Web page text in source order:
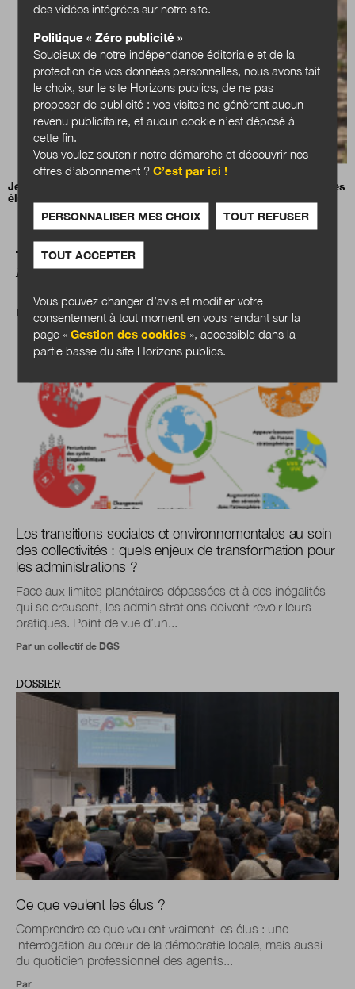
Jean-Charles Orsucci, président de l’Association nationale des
élus des littoraux (ANEL)
A LIRE AUSSI
DOSSIER
Les transitions sociales et environnementales au sein
des collectivités : quels enjeux de transformation pour
les administrations ?
Face aux limites planétaires dépassées et à des inégalités
qui se creusent, les administrations doivent revoir leurs
pratiques. Point de vue d’un...
Par un collectif de DGS
DOSSIER
Ce que veulent les élus ?
Comprendre ce que veulent vraiment les élus : une
interrogation au cœur de la démocratie locale, mais aussi
du quotidien professionnel des agents...
Par
des vidéos intégrées sur notre site.
Politique « Zéro publicité »
Soucieux de notre indépendance éditoriale et de la
protection de vos données personnelles, nous avons fait
le choix, sur le site Horizons publics, de ne pas
proposer de publicité : vos visites ne génèrent aucun
revenu publicitaire, et aucun cookie n’est déposé à
cette fin.
Vous voulez soutenir notre démarche et découvrir nos
offres d’abonnement ?C’est par ici !
PERSONNALISER MES CHOIX TOUT REFUSER
TOUT ACCEPTER
Vous pouvez changer d’avis et modifier votre
consentement à tout moment en vous rendant sur la
page «Gestion des cookies », accessible dans la
partie basse du site Horizons publics.